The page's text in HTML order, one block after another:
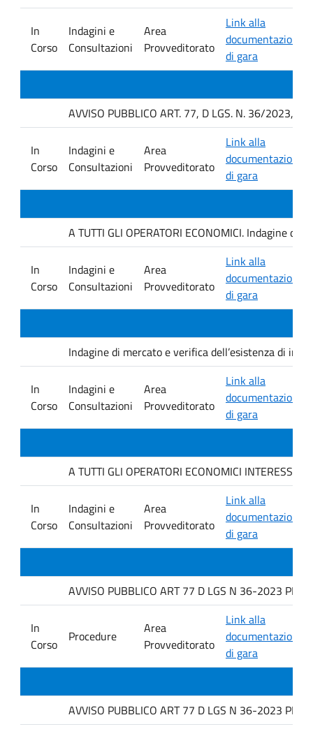
In
Corso
Indagini e
Consultazioni
Area
Provveditorato
Link alla
documentazione
di gara
AVVISO PUBBLICO ART. 77, D LGS. N. 36/2023,
In
Corso
Indagini e
Consultazioni
Area
Provveditorato
Link alla
documentazione
di gara
A TUTTI GLI OPERATORI ECONOMICI. Indagine
In
Corso
Indagini e
Consultazioni
Area
Provveditorato
Link alla
documentazione
di gara
Indagine di mercato e verifica dell’esistenza di
In
Corso
Indagini e
Consultazioni
Area
Provveditorato
Link alla
documentazione
di gara
A TUTTI GLI OPERATORI ECONOMICI
In
Corso
Indagini e
Consultazioni
Area
Provveditorato
Link alla
documentazione
di gara
AVVISO PUBBLICO ART 77 D LGS N 36-2023 PER
In
Corso
Procedure
Area
Provveditorato
Link alla
documentazione
di gara
AVVISO PUBBLICO ART 77 D LGS N 36-2023 PER